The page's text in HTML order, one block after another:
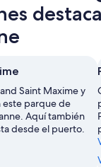
Saint Maxime y
este parque de
Aquí también
desde el puerto.